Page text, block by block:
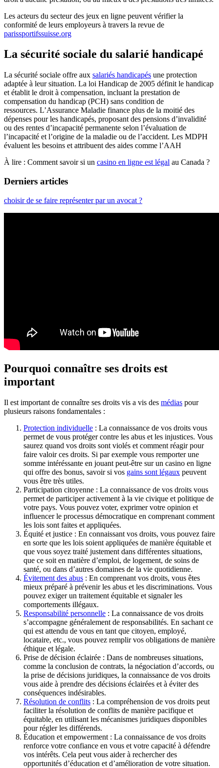
Les acteurs du secteur des jeux en ligne peuvent vérifier la
conformité de leurs employeurs à travers la revue de
parissportifssuisse.org
La sécurité sociale du salarié handicapé
La sécurité sociale offre aux salariés handicapés une protection
adaptée à leur situation. La loi Handicap de 2005 définit le handicap
et établit le droit à compensation, incluant la prestation de
compensation du handicap (PCH) sans condition de
ressources. L’Assurance Maladie finance plus de la moitié des
dépenses pour les handicapés, proposant des pensions d’invalidité
ou des rentes d’incapacité permanente selon l’évaluation de
l’incapacité et l’origine de la maladie ou de l’accident. Les MDPH
évaluent les besoins et attribuent des aides comme l’AAH
À lire : Comment savoir si un casino en ligne est légal au Canada ?
Derniers articles
choisir de se faire représenter par un avocat ?
Pourquoi connaître ses droits est
important
Il est important de connaître ses droits vis a vis des médias pour
plusieurs raisons fondamentales :
Protection individuelle : La connaissance de vos droits vous
permet de vous protéger contre les abus et les injustices. Vous
saurez quand vos droits sont violés et comment réagir pour
faire valoir ces droits. Si par exemple vous remporter une
somme intéréssante en jouant peut-être sur un casino en ligne
qui offre des bonus, savoir si vos gains sont légaux peuvent
vous être très utiles.
Participation citoyenne : La connaissance de vos droits vous
permet de participer activement à la vie civique et politique de
votre pays. Vous pouvez voter, exprimer votre opinion et
influencer le processus démocratique en comprenant comment
les lois sont faites et appliquées.
Équité et justice : En connaissant vos droits, vous pouvez faire
en sorte que les lois soient appliquées de manière équitable et
que vous soyez traité justement dans différentes situations,
que ce soit en matière d’emploi, de logement, de soins de
santé, ou dans d’autres domaines de la vie quotidienne.
Évitement des abus : En comprenant vos droits, vous êtes
mieux préparé à prévenir les abus et les discriminations. Vous
pouvez exiger un traitement équitable et signaler les
comportements illégaux.
Responsabilité personnelle : La connaissance de vos droits
s’accompagne généralement de responsabilités. En sachant ce
qui est attendu de vous en tant que citoyen, employé,
locataire, etc., vous pouvez remplir vos obligations de manière
éthique et légale.
Prise de décision éclairée : Dans de nombreuses situations,
comme la conclusion de contrats, la négociation d’accords, ou
la prise de décisions juridiques, la connaissance de vos droits
vous aide à prendre des décisions éclairées et à éviter des
conséquences indésirables.
Résolution de conflits : La compréhension de vos droits peut
faciliter la résolution de conflits de manière pacifique et
équitable, en utilisant les mécanismes juridiques disponibles
pour régler les différends.
Éducation et empowerment : La connaissance de vos droits
renforce votre confiance en vous et votre capacité à défendre
vos intérêts. Cela peut vous aider à rechercher des
opportunités d’éducation et d’amélioration de votre situation.